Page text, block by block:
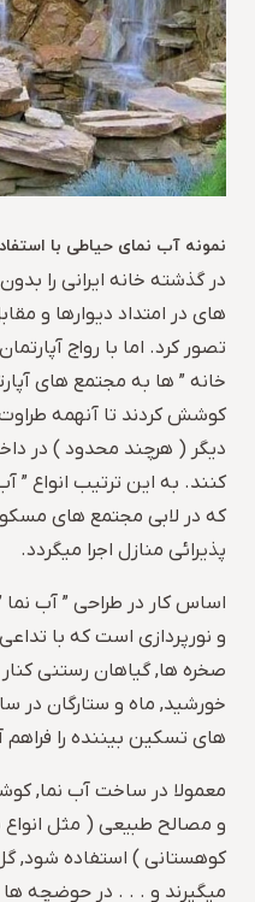
نمونه آب نمای حیاطی با
در گذشته خانه ایرانی را
های در امتداد دیوارها و
تصور کرد. اما با رواج
خانه ” ها به مجتمع های
کوشش کردند تا آنهمه
دیگر ( هرچند محدود ) در
کنند. به این ترتیب انواع ”
که در لابی مجتمع های
پذیرائی منازل اجرا میگردد.
اساس کار در طراحی ” آب
و نورپردازی است که با
صخره ها, گیاهان رستنی
خورشید, ماه و ستارگان در
های تسکین بیننده را فراهم
معمولا در ساخت آب نما,
و مصالح طبیعی ( مثل
کوهستانی ) استفاده شود,
میگیرند و . . . در حوضچه ها